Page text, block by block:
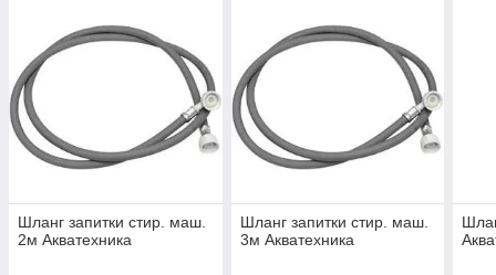
Шланг запитки стир. маш.
2м Акватехника
Шланг запитки стир. маш.
3м Акватехника